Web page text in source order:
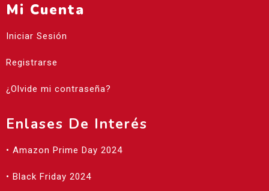
Mi Cuenta
Iniciar Sesión
Registrarse
¿Olvide mi contraseña?
Enlases De Interés
• Amazon Prime Day 2024
• Black Friday 2024